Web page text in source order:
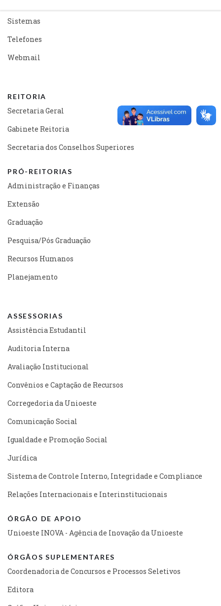
Sistemas
Telefones
Webmail
REITORIA
Secretaria Geral
Gabinete Reitoria
Secretaria dos Conselhos Superiores
PRÓ-REITORIAS
Administração e Finanças
Extensão
Graduação
Pesquisa/Pós Graduação
Recursos Humanos
Planejamento
ASSESSORIAS
Assistência Estudantil
Auditoria Interna
Avaliação Institucional
Convênios e Captação de Recursos
Corregedoria da Unioeste
Comunicação Social
Igualdade e Promoção Social
Jurídica
Sistema de Controle Interno, Integridade e Compliance
Relações Internacionais e Interinstitucionais
ÓRGÃO DE APOIO
Unioeste INOVA - Agência de Inovação da Unioeste
ÓRGÃOS SUPLEMENTARES
Coordenadoria de Concursos e Processos Seletivos
Editora